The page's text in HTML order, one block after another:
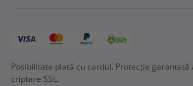
Posibilitate plată cu cardul. Protecție
criptare SSL.